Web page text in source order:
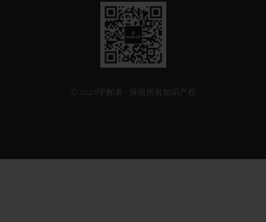
见
下
方
二
维
码
© 2026宇舶表 - 保留所有知识产权